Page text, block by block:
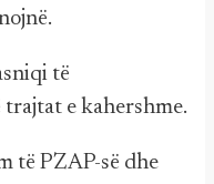
të
trajtat e kahershme.
të PZAP-së dhe